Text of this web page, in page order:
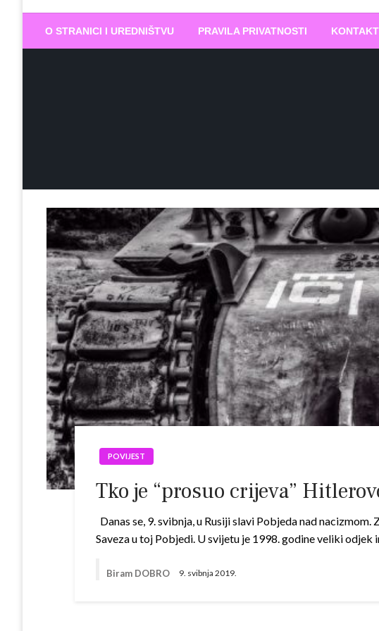
Biram DOBRO
O STRANICI I UREDNIŠTVU PRAVILA PRIVATNOSTI KONTAKT
POVIJEST
Tko je “prosuo crijeva”
Danas se, 9. svibnja, u Rusiji slavi Pobjeda nad
Saveza u toj Pobjedi. U svijetu je 1998. godine veliki
Biram DOBRO 9. svibnja 2019.